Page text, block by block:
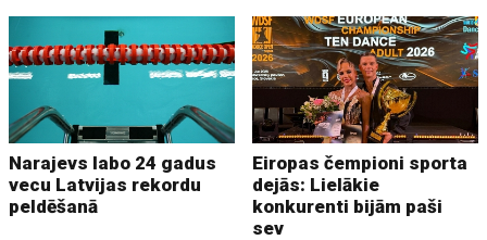
Narajevs labo 24 gadus
vecu Latvijas rekordu
peldēšanā
Eiropas čempioni sporta
dejās: Lielākie
konkurenti bijām paši
sev